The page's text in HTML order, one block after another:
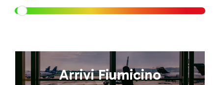
Arrivi Fiumicino